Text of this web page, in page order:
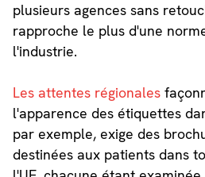
plusieurs agences sans
rapproche le plus d'une
l'industrie.
Les attentes régionales
l'apparence des étiquettes
par exemple, exige des
destinées aux patients dans